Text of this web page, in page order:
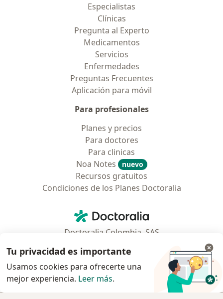
Especialistas
Clínicas
Pregunta al Experto
Medicamentos
Servicios
Enfermedades
Preguntas Frecuentes
Aplicación para móvil
Para profesionales
Planes y precios
Para doctores
Para clinicas
Noa Notes
nuevo
Recursos gratuitos
Condiciones de los Planes Doctoralia
Doctoralia - Página de inicio
Doctoralia Colombia, SAS
Municipio: Bogotá D.C., Colombia
Tu privacidad es importante
Usamos cookies para ofrecerte una
mejor experiencia. Leer más.